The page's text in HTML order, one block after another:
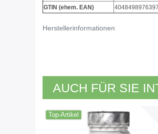
Herstellerinformationen
GTIN (ehem. EAN)
4048498976397
AUCH FÜR SIE
Top-Artikel